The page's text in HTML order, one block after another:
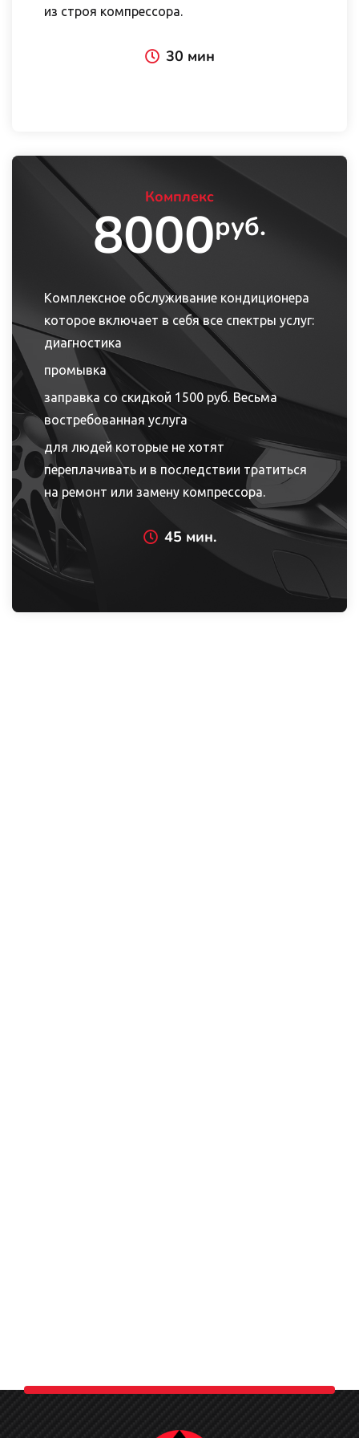
из строя компрессора.
30 мин
Комплекс
8000руб.
Комплексное обслуживание кондиционера
которое включает в себя все спектры услуг:
диагностика
промывка
заправка со скидкой 1500 руб. Весьма
востребованная услуга
для людей которые не хотят
переплачивать и в последствии тратиться
на ремонт или замену компрессора.
45 мин.